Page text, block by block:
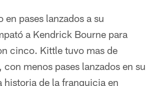
pases lanzados a su
a Kendrick Bourne para
cinco. Kittle tuvo mas de
menos pases lanzados en su
de la franquicia en